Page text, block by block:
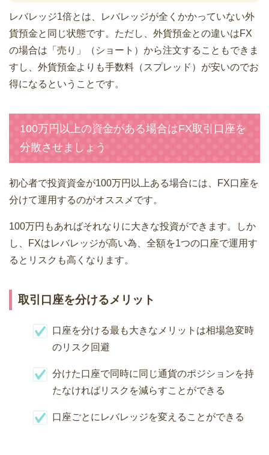
レバレッジ1倍とは、レバレッジが全くかかっていない外
貨預金と同じ状態です。ただし、外貨預金との違いはFX
の場合は「売り」（ショート）から注文することもできま
すし、外貨預金よりも手数料（スプレッド）が安いのでお
得になるということです。
100万円以上の資金がある場合はFX取引口座を
分散させましょう
初心者で投資資金が100万円以上ある場合には、FX口座を
分けて運用するのがオススメです。
100万円もあればそれなりに大きな投資ができます。しか
し、FXはレバレッジが高い為、全額を1つの口座で運用す
るとリスクも高くなります。
取引口座を分けるメリット
口座を分ける最も大きなメリットは相場急変時
のリスク回避
分けた口座で同時に同じ通貨のポジションを持
たなければリスクを減らすことができる
口座ごとにレバレッジを変えることができる